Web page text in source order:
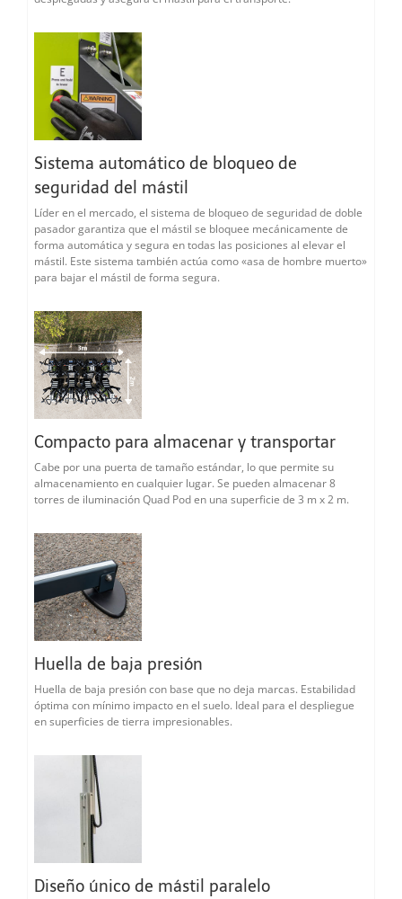
Sistema automático de bloqueo de
seguridad del mástil
Líder en el mercado, el sistema de bloqueo de seguridad de doble
pasador garantiza que el mástil se bloquee mecánicamente de
forma automática y segura en todas las posiciones al elevar el
mástil. Este sistema también actúa como «asa de hombre muerto»
para bajar el mástil de forma segura.
Compacto para almacenar y transportar
Cabe por una puerta de tamaño estándar, lo que permite su
almacenamiento en cualquier lugar. Se pueden almacenar 8
torres de iluminación Quad Pod en una superficie de 3 m x 2 m.
Huella de baja presión
Huella de baja presión con base que no deja marcas. Estabilidad
óptima con mínimo impacto en el suelo. Ideal para el despliegue
en superficies de tierra impresionables.
Diseño único de mástil paralelo